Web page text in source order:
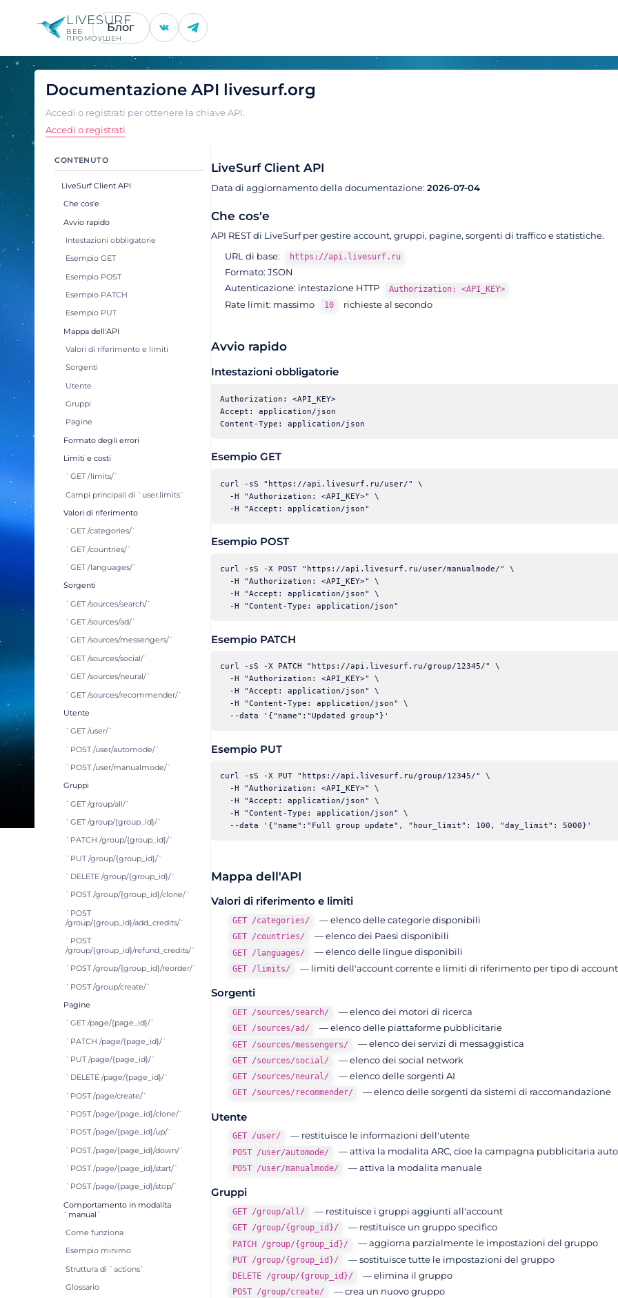
LIVESURF
ВЕБ
ПРОМОУШЕН
Блог
Documentazione API livesurf.org
Accedi o registrati per ottenere la chiave API.
Accedi o registrati
CONTENUTO
LiveSurf Client API
Che cos'e
Avvio rapido
Intestazioni obbligatorie
Esempio GET
Esempio POST
Esempio PATCH
Esempio PUT
Mappa dell'API
Valori di riferimento e limiti
Sorgenti
Utente
Gruppi
Pagine
Formato degli errori
Limiti e costi
`GET /limits/`
Campi principali di `user.limits`
Valori di riferimento
`GET /categories/`
`GET /countries/`
`GET /languages/`
Sorgenti
`GET /sources/search/`
`GET /sources/ad/`
`GET /sources/messengers/`
`GET /sources/social/`
`GET /sources/neural/`
`GET /sources/recommender/`
Utente
`GET /user/`
`POST /user/automode/`
`POST /user/manualmode/`
Gruppi
`GET /group/all/`
`GET /group/{group_id}/`
`PATCH /group/{group_id}/`
`PUT /group/{group_id}/`
`DELETE /group/{group_id}/`
`POST /group/{group_id}/clone/`
`POST
/group/{group_id}/add_credits/`
`POST
/group/{group_id}/refund_credits/`
`POST /group/{group_id}/reorder/`
`POST /group/create/`
Pagine
`GET /page/{page_id}/`
`PATCH /page/{page_id}/`
`PUT /page/{page_id}/`
`DELETE /page/{page_id}/`
`POST /page/create/`
`POST /page/{page_id}/clone/`
`POST /page/{page_id}/up/`
`POST /page/{page_id}/down/`
`POST /page/{page_id}/start/`
`POST /page/{page_id}/stop/`
Comportamento in modalita
`manual`
Come funziona
Esempio minimo
Struttura di `actions`
Glossario
LiveSurf Client API
Data di aggiornamento della documentazione:2026-07-04
Che cos'e
API REST di LiveSurf per gestire account, gruppi, pagine, sorgenti di traffico e statistiche.
URL di base:
https://api.livesurf.ru
Formato: JSON
Autenticazione: intestazione HTTP
Authorization: <API_KEY>
Rate limit: massimo 10 richieste al secondo
Avvio rapido
Intestazioni obbligatorie
Authorization: <API_KEY>
Accept: application/json
Esempio GET
curl -sS "https://api.livesurf.ru/user/" \
  -H "Authorization: <API_KEY>" \
Esempio POST
curl -sS -X POST "https://api.livesurf.ru/user/manualmode/" \
  -H "Authorization: <API_KEY>" \
  -H "Accept: application/json" \
Esempio PATCH
curl -sS -X PATCH "https://api.livesurf.ru/group/12345/" \
  -H "Authorization: <API_KEY>" \
  -H "Accept: application/json" \
  -H "Content-Type: application/json" \
Esempio PUT
curl -sS -X PUT "https://api.livesurf.ru/group/12345/" \
  -H "Authorization: <API_KEY>" \
  -H "Accept: application/json" \
  -H "Content-Type: application/json" \
Mappa dell'API
Valori di riferimento e limiti
GET /categories/ — elenco delle categorie disponibili
GET /countries/ — elenco dei Paesi disponibili
GET /languages/ — elenco delle lingue disponibili
GET /limits/ — limiti dell'account corrente e limiti di riferimento per tipo di account
Sorgenti
GET /sources/search/ — elenco dei motori di ricerca
GET /sources/ad/ — elenco delle piattaforme pubblicitarie
GET /sources/messengers/ — elenco dei servizi di messaggistica
GET /sources/social/ — elenco dei social network
GET /sources/neural/ — elenco delle sorgenti AI
GET /sources/recommender/ — elenco delle sorgenti da sistemi di raccomandazione
Utente
GET /user/ — restituisce le informazioni dell'utente
POST /user/automode/ — attiva la modalita ARC, cioe la campagna pubblicitaria
POST /user/manualmode/ — attiva la modalita manuale
Gruppi
GET /group/all/ — restituisce i gruppi aggiunti all'account
GET /group/{group_id}/ — restituisce un gruppo specifico
PATCH /group/{group_id}/ — aggiorna parzialmente le impostazioni del gruppo
PUT /group/{group_id}/ — sostituisce tutte le impostazioni del gruppo
DELETE /group/{group_id}/ — elimina il gruppo
POST /group/create/ — crea un nuovo gruppo